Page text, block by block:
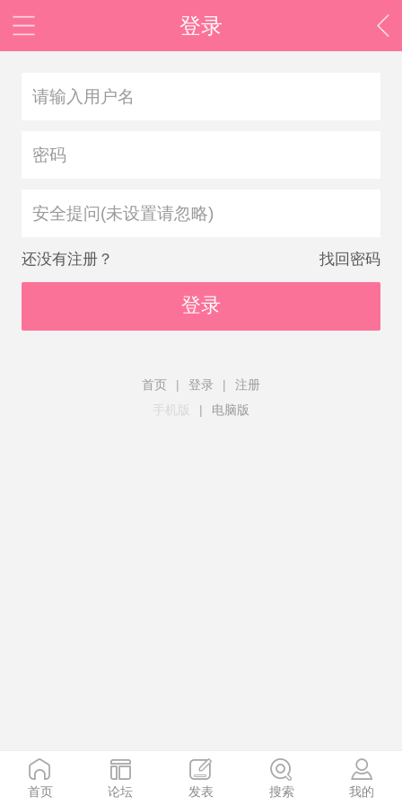
登录
安全提问(未设置请忽略)
还没有注册？ 找回密码
登录
首页 | 登录 |
注册
手机版
| 电脑版
首页 论坛 发表 搜索 我的